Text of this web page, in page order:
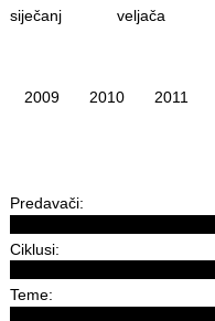
siječanj veljača
2009 2010 2011
Predavači:
Ciklusi:
Teme: